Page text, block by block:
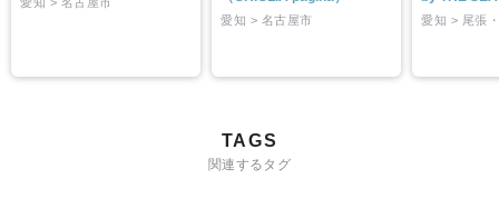
愛知 > 名古屋市 愛知 > 尾張
TAGS
関連するタグ